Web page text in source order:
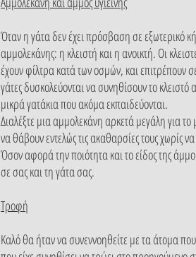
Όταν η γάτα δεν έχει πρόσβαση σε εξωτερικό
αμμολεκάνης: η κλειστή και η ανοικτή. Οι
έχουν φίλτρα κατά των οσμών, και επιτρέπουν
γάτες δυσκολεύονται να συνηθίσουν το
μικρά γατάκια που ακόμα εκπαιδεύονται.
Διαλέξτε μια αμμολεκάνη αρκετά μεγάλη για
να θάβουν εντελώς τις ακαθαρσίες τους χωρίς
Όσον αφορά την ποιότητα και το είδος της
σε σας και τη γάτα σας.
Τροφή
Καλό θα ήταν να συνεννοηθείτε με τα άτομα